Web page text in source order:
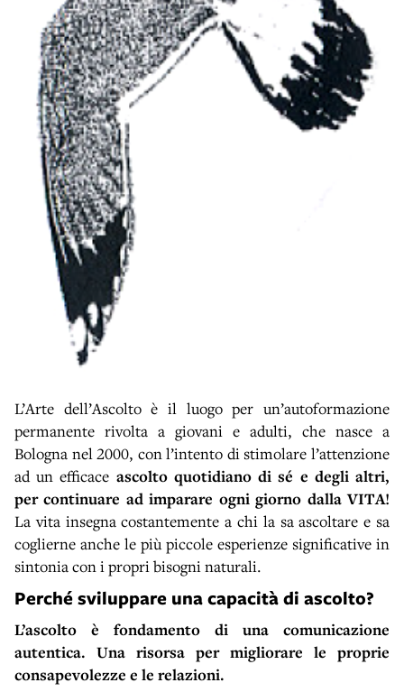
L’Arte dell’Ascolto è il luogo per un’autoformazione
permanente rivolta a giovani e adulti, che nasce a
Bologna nel 2000, con l’intento di stimolare l’attenzione
ad un efficace ascolto quotidiano di sé e degli altri,
per continuare ad imparare ogni giorno dalla VITA!
La vita insegna costantemente a chi la sa ascoltare e sa
coglierne anche le più piccole esperienze significative in
sintonia con i propri bisogni naturali.
Perché sviluppare una capacità di ascolto?
L’ascolto è fondamento di una comunicazione
autentica. Una risorsa per migliorare le proprie
consapevolezze e le relazioni.